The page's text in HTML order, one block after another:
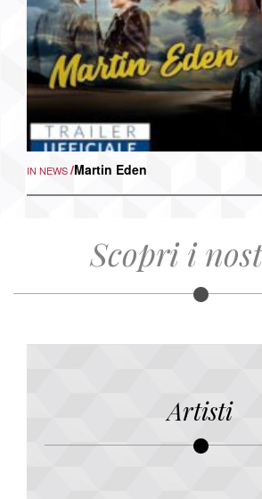
IN NEWS/Martin Eden
Scopri i
Artisti